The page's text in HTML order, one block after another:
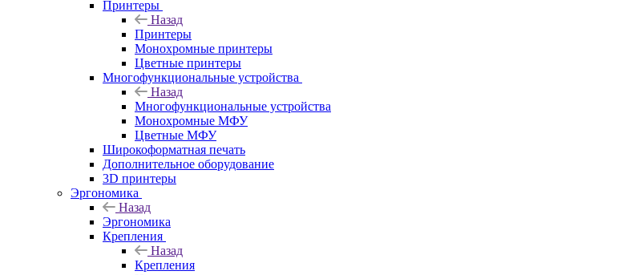
Принтеры
Назад
Принтеры
Моноxромныe принтеры
Цвeтныe принтеры
Многофункциональные устройства
Назад
Многофункциональные устройства
Монохромные МФУ
Цветные МФУ
Широкоформатная печать
Дополнительное оборудование
3D принтеры
Эргономика
Назад
Эргономика
Крепления
Назад
Крепления